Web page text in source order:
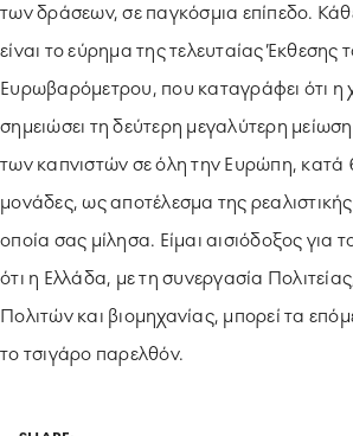
των δράσεων, σε παγκόσμια επίπεδο.
είναι το εύρημα της τελευταίας Έκθεσης
Ευρωβαρόμετρου, που καταγράφει ότι η
σημειώσει τη δεύτερη μεγαλύτερη
των καπνιστών σε όλη την Ευρώπη, κατά
μονάδες, ως αποτέλεσμα της
οποία σας μίλησα. Είμαι αισιόδοξος για
ότι η Ελλάδα, με τη συνεργασία
Πολιτών και βιομηχανίας, μπορεί τα
το τσιγάρο παρελθόν.